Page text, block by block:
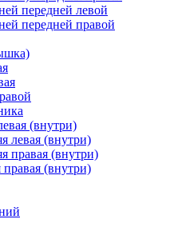
передней левой
передней правой
(внутри)
левая (внутри)
правая (внутри)
(внутри)